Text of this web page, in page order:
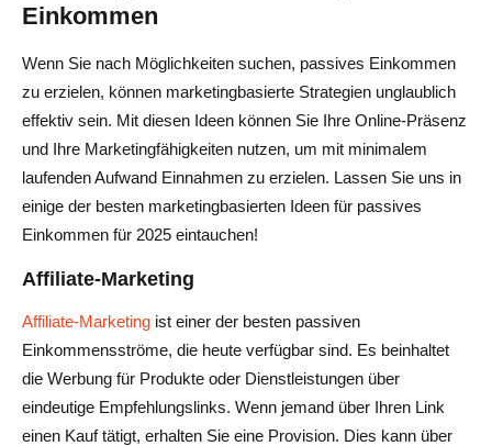
Einkommen
Wenn Sie nach Möglichkeiten suchen, passives Einkommen
zu erzielen, können marketingbasierte Strategien unglaublich
effektiv sein. Mit diesen Ideen können Sie Ihre Online-Präsenz
und Ihre Marketingfähigkeiten nutzen, um mit minimalem
laufenden Aufwand Einnahmen zu erzielen. Lassen Sie uns in
einige der besten marketingbasierten Ideen für passives
Einkommen für 2025 eintauchen!
Affiliate-Marketing
Affiliate-Marketing ist einer der besten passiven
Einkommensströme, die heute verfügbar sind. Es beinhaltet
die Werbung für Produkte oder Dienstleistungen über
eindeutige Empfehlungslinks. Wenn jemand über Ihren Link
einen Kauf tätigt, erhalten Sie eine Provision. Dies kann über